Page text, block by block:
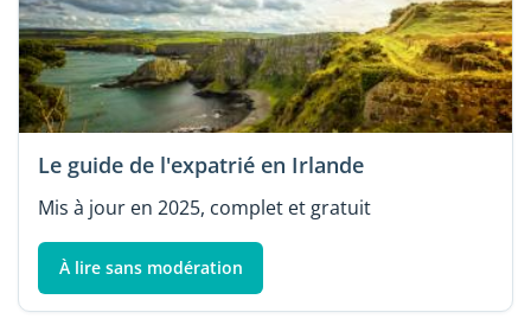
Le guide de l'expatrié en Irlande
Mis à jour en 2025, complet et gratuit
À lire sans modération